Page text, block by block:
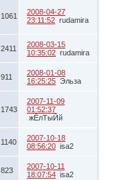
1061
2008-04-27
23:11:52 rudamira
2411
2008-03-15
10:35:02 rudamira
911
2008-01-08
16:25:25 Эльза
1743
2007-11-09
01:52:37
жЁлТыЙй
1140
2007-10-18
08:56:20 isa2
823
2007-10-11
18:07:54 isa2